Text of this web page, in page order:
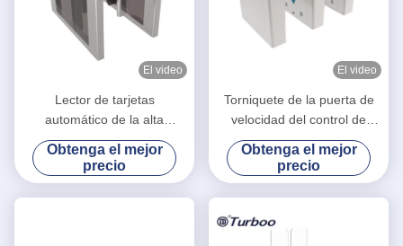
El video
Lector de tarjetas
automático de la alta
seguridad RFID del
torniquete de la puerta de
velocidad 100-240V con el
motor servo sin cepillo
Obtenga el mejor
precio
El video
Torniquete de la puerta de
velocidad del control de
multitudes con 35
personas/tiempo de tránsito
mínimo
Obtenga el mejor
precio